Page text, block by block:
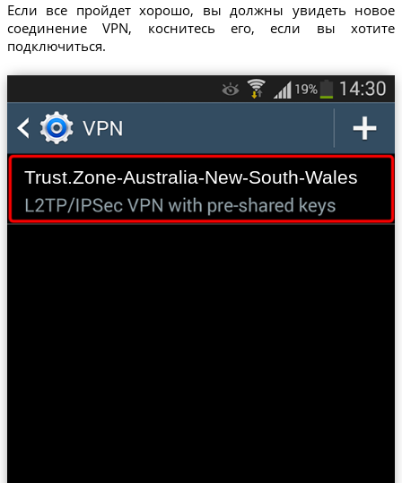
Если все пройдет хорошо, вы должны увидеть новое
соединение VPN, коснитесь его, если вы хотите
подключиться.
Trust.Zone-Australia-New-South-Wales